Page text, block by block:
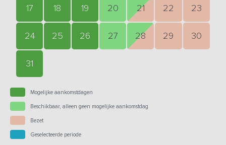
17 18 19 20 21 22 23
24 25 26 27 28 29 30
31
Mogelijke aankomstdagen
Beschikbaar, alleen geen mogelijke aankomstdag
Bezet
Geselecteerde periode